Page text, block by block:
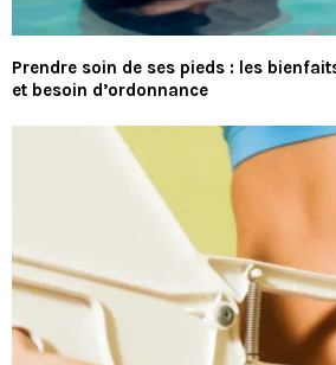
Prendre soin de ses pieds : les
et besoin d’ordonnance